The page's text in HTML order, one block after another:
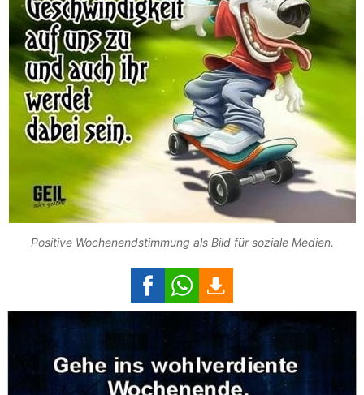
Positive Wochenendstimmung als Bild für soziale Medien.